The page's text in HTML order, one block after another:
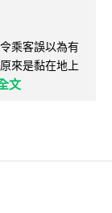
乘客誤以為有
來是黏在地上
文